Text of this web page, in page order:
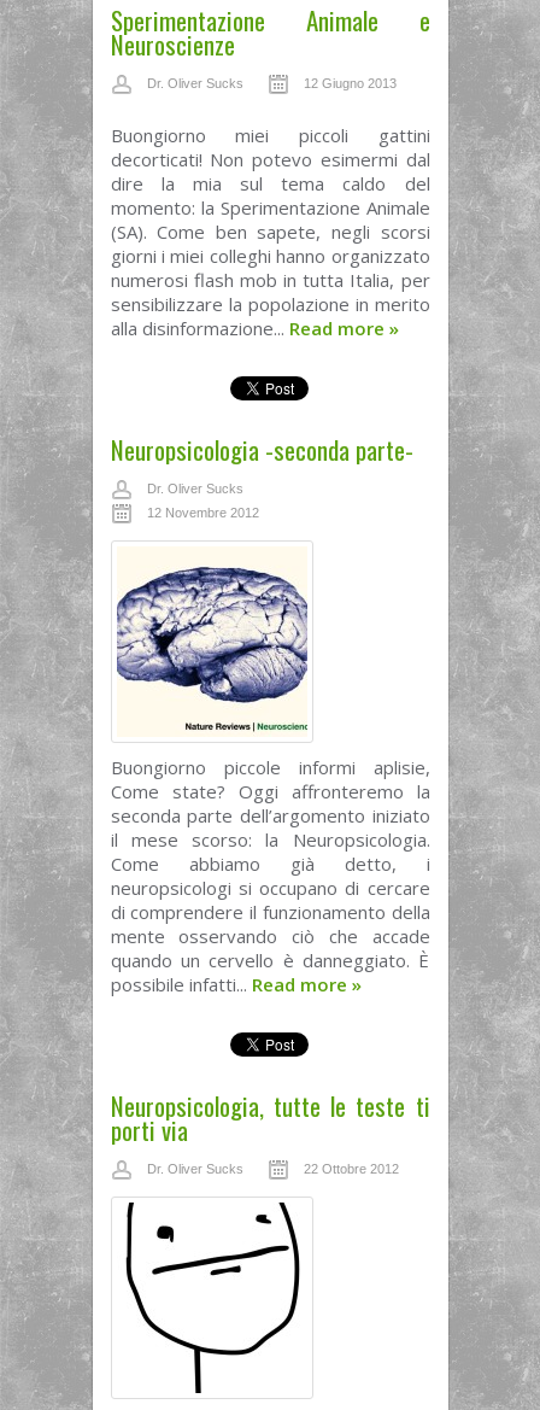
Sperimentazione Animale e
Neuroscienze
Dr. Oliver Sucks 12 Giugno 2013
Buongiorno miei piccoli gattini
decorticati! Non potevo esimermi dal
dire la mia sul tema caldo del
momento: la Sperimentazione Animale
(SA). Come ben sapete, negli scorsi
giorni i miei colleghi hanno organizzato
numerosi flash mob in tutta Italia, per
sensibilizzare la popolazione in merito
alla disinformazione... Read more »
Neuropsicologia -seconda parte-
Dr. Oliver Sucks
12 Novembre 2012
Buongiorno piccole informi aplisie,
Come state? Oggi affronteremo la
seconda parte dell’argomento iniziato
il mese scorso: la Neuropsicologia.
Come abbiamo già detto, i
neuropsicologi si occupano di cercare
di comprendere il funzionamento della
mente osservando ciò che accade
quando un cervello è danneggiato. È
possibile infatti... Read more »
Neuropsicologia, tutte le teste ti
porti via
Dr. Oliver Sucks 22 Ottobre 2012